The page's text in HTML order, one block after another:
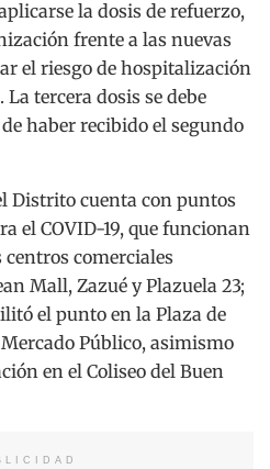
la dosis de refuerzo,
frente a las nuevas
el riesgo de hospitalización
tercera dosis se debe
haber recibido el segundo
Distrito cuenta con puntos
el COVID-19, que funcionan
centros comerciales
Mall, Zazué y Plazuela 23;
el punto en la Plaza de
Público, asimismo
en el Coliseo del Buen